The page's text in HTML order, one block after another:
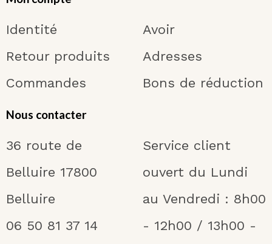
Identité
Retour produits
Commandes
Avoir
Adresses
Bons de réduction
Nous contacter
36 route de
Belluire 17800
Belluire
06 50 81 37 14
Service client
ouvert du Lundi
au Vendredi : 8h00
- 12h00 / 13h00 -